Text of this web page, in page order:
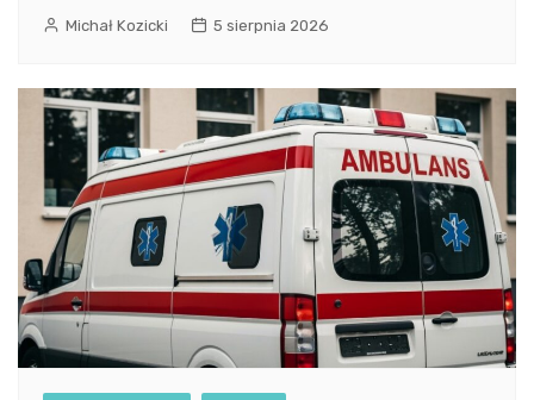
Michał Kozicki 5 sierpnia 2026